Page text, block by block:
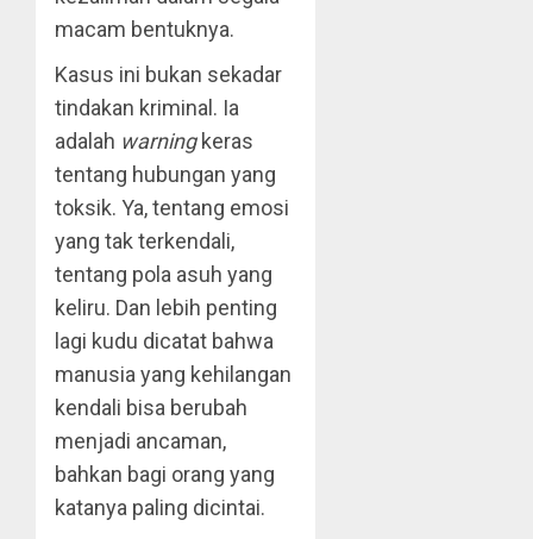
macam bentuknya.
Kasus ini bukan sekadar
tindakan kriminal. Ia
adalah warningkeras
tentang hubungan yang
toksik. Ya, tentang emosi
yang tak terkendali,
tentang pola asuh yang
keliru. Dan lebih penting
lagi kudu dicatat bahwa
manusia yang kehilangan
kendali bisa berubah
menjadi ancaman,
bahkan bagi orang yang
katanya paling dicintai.